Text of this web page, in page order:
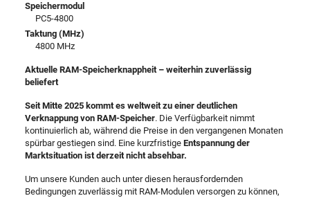
Speichermodul
PC5-4800
Taktung (MHz)
4800 MHz
Aktuelle RAM-Speicherknappheit – weiterhin zuverlässig
beliefert
Seit Mitte 2025 kommt es weltweit zu einer deutlichen
Verknappung von RAM-Speicher. Die Verfügbarkeit nimmt
kontinuierlich ab, während die Preise in den vergangenen Monaten
spürbar gestiegen sind. Eine kurzfristige Entspannung der
Marktsituation ist derzeit nicht absehbar.
Um unsere Kunden auch unter diesen herausfordernden
Bedingungen zuverlässig mit RAM-Modulen versorgen zu können,